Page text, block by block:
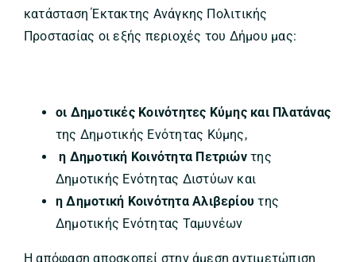
κατάσταση Έκτακτης Ανάγκης Πολιτικής
Προστασίας οι εξής περιοχές του Δήμου μας:
οι Δημοτικές Κοινότητες Κύμης και Πλατάνας
της Δημοτικής Ενότητας Κύμης,
η Δημοτική Κοινότητα Πετριώντης
Δημοτικής Ενότητας Διστύων και
η Δημοτική Κοινότητα Αλιβερίου της
Δημοτικής Ενότητας Ταμυνέων
Η απόφαση αποσκοπεί στην άμεση αντιμετώπιση